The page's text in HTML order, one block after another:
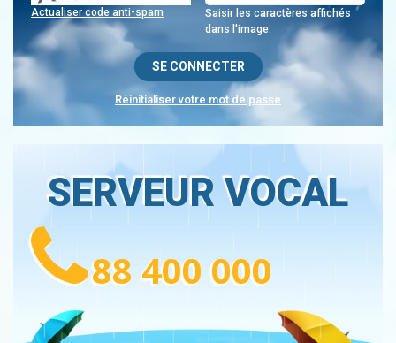
Saisir les caractères affichés
dans l'image.
Actualiser code anti-spam
Réinitialiser votre mot de passe
SERVEUR VOCAL
88 400 000